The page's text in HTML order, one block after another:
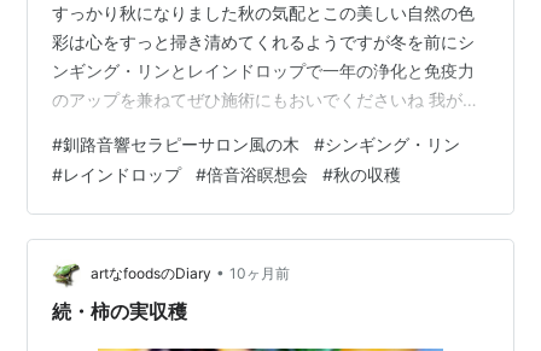
すっかり秋になりました秋の気配とこの美しい自然の色
彩は心をすっと掃き清めてくれるようですが冬を前にシ
ンギング・リンとレインドロップで一年の浄化と免疫力
のアップを兼ねてぜひ施術にもおいでくださいね 我が家
たが、まだサツマイモだけが残っていたので今日掘って
みましたジャガイモは放っておいても勝手に大きくなっ
ていますが、サツマイモは九州の暖かいイメージ北海道
で、我が家のような地植えで、上手く育っているのかど
うか…えっ？４苗植えたのにこれだけ？😲 大きく広がっ
ていたのは葉っぱだけでした（笑でも葉っぱや茎も…
#釧路音響セラピーサロン風の木 #シンギング・リン
#レインドロップ #倍音浴瞑想会 #秋の収穫
artなfoodsのDiary • 10ヶ月前
続・柿の実収穫